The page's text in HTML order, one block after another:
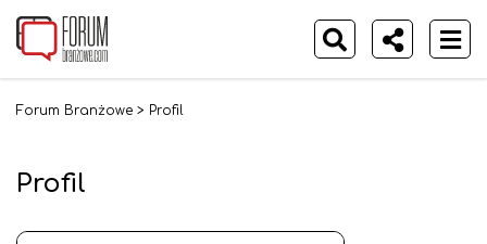
Forum Branżowe > Profil
Profil